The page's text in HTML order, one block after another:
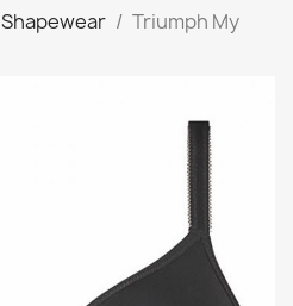
Shapewear
Triumph My